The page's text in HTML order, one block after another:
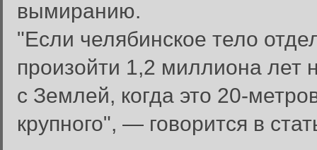
вымиранию.
"Если челябинское тело
произойти 1,2 миллиона лет
с Землей, когда это 20-
крупного", — говорится в
Вход в систему
Введите имя пользователя и
Вход в систему
Имя пользователя: